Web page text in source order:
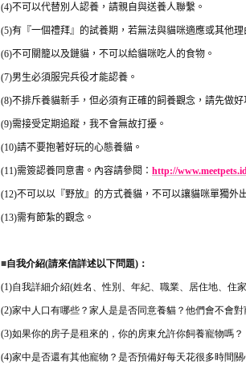
(4)不可以代替別人認養，請親自與送養人聯繫。
(5)有『一個禮拜』的試養期，若無法與貓咪適應或其他理
(6)不可關籠以及鏈貓，不可以給貓咪吃人的食物。
(7)男生必須服完兵役才能認養。
(8)不排斥養貓新手，但必須有正確的飼養觀念，請先做好
(9)需接受定期追蹤，我不會無故打擾。
(10)請不要抱著好玩的心態養貓。
(11)需簽認養同意書。內容請參閱： http://
(12)不可以以『野放』的方式養貓，不可以讓貓咪單獨外
(13)需有節紮的觀念。
■自我介紹(請來信詳述以下問題)：
(1)自我詳細介紹(姓名、性別、年紀、職業、居住地、住
(2)家中人口有哪些？家人是是否同意養貓？他們會不會對
(3)如果你的房子是租來的，你的房東允許你飼養寵物嗎？
(4)家中是否還有其他寵物？是否預備好每天花很多時間關